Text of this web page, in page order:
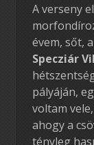
A verseny
évem, sőt,
Specziár
pályáján,
voltam
ahogy a
tényleg